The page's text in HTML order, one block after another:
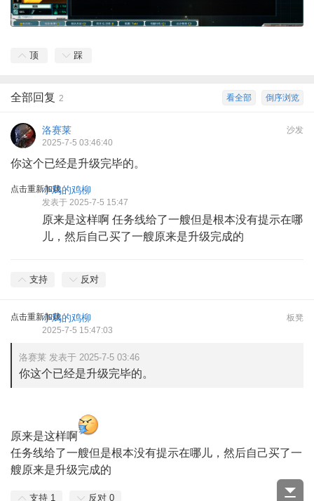
顶 踩
倒序浏览
看全部
全部回复 2
沙发
洛赛莱
2025-7-5 03:46:40
你这个已经是升级完毕的。
点击重新加载小鸡的鸡柳
发表于 2025-7-5 15:47
原来是这样啊 任务线给了一艘但是根本没有提示在哪
儿，然后自己买了一艘原来是升级完成的
支持 反对
点击重新加载 板凳
小鸡的鸡柳
2025-7-5 15:47:03
洛赛莱 发表于 2025-7-5 03:46
你这个已经是升级完毕的。
原来是这样啊
任务线给了一艘但是根本没有提示在哪儿，然后自己买了一
艘原来是升级完成的
支持 1 反对 0